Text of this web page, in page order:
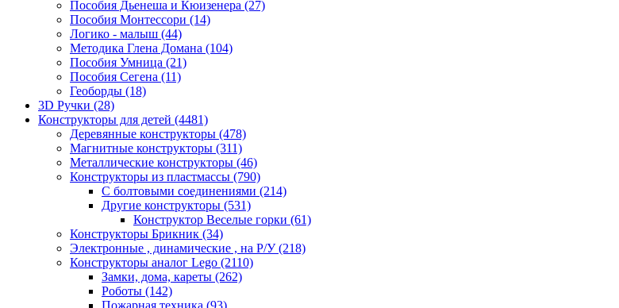
Пособия Дьенеша и Кюизенера (27)
Пособия Монтессори (14)
Логико - малыш (44)
Методика Глена Домана (104)
Пособия Умница (21)
Пособия Сегена (11)
Геоборды (18)
3D Ручки (28)
Конструкторы для детей (4481)
Деревянные конструкторы (478)
Магнитные конструкторы (311)
Металлические конструкторы (46)
Конструкторы из пластмассы (790)
С болтовыми соединениями (214)
Другие конструкторы (531)
Конструктор Веселые горки (61)
Конструкторы Брикник (34)
Электронные , динамические , на Р/У(218)
Конструкторы аналог Lego (2110)
Замки, дома, кареты (262)
Роботы (142)